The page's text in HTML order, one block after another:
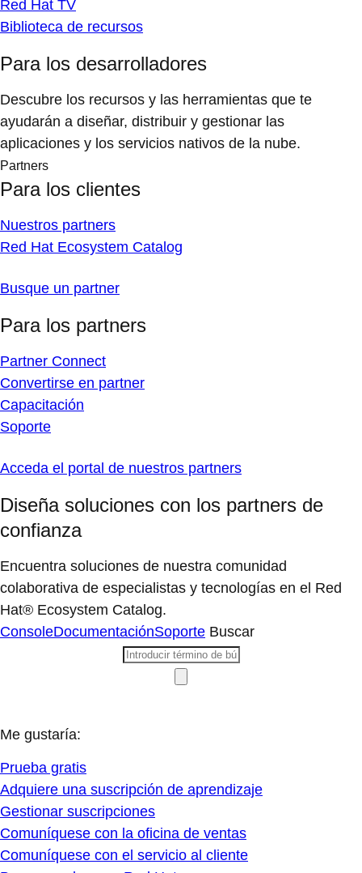
Red Hat TV
Biblioteca de recursos
Para los desarrolladores
Descubre los recursos y las herramientas que te
ayudarán a diseñar, distribuir y gestionar las
aplicaciones y los servicios nativos de la nube.
Partners
Para los clientes
Nuestros partners
Red Hat Ecosystem Catalog
Busque un partner
Para los partners
Partner Connect
Convertirse en partner
Capacitación
Soporte
Acceda el portal de nuestros partners
Diseña soluciones con los partners de
confianza
Encuentra soluciones de nuestra comunidad
colaborativa de especialistas y tecnologías en el Red
Hat® Ecosystem Catalog.
ConsoleDocumentaciónSoporte Buscar
Me gustaría:
Prueba gratis
Adquiere una suscripción de aprendizaje
Gestionar suscripciones
Comuníquese con la oficina de ventas
Comuníquese con el servicio al cliente